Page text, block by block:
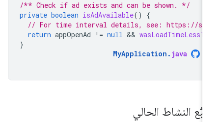
/** Check if ad exists and can be shown. */
private boolean isAdAvailable ()
// For time interval details, see: https://
return appOpenAd != null &&
MyApplication.java
النشاط الحالي